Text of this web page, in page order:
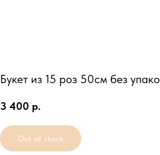
Букет из 15 роз 50см без
3 400 р.
Out of stock